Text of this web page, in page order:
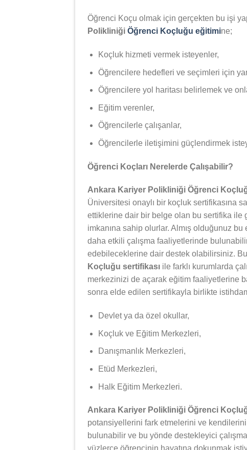
Öğrenci Koçu olmak için gerçekten bu işi
Polikliniği Öğrenci Koçluğu eğitimine;
Koçluk hizmeti vermek isteyenler,
Öğrencilere hedefleri ve seçimleri için
Öğrencilere yol haritası belirlemek ve
Eğitim verenler,
Öğrencilerle çalışanlar,
Öğrencilerle iletişimini güçlendirmek
Öğrenci Koçları Nerelerde Çalışabilir?
Ankara Kariyer Polikliniği Öğrenci
Üniversitesi onaylı bir koçluk sertifikasına
ettiklerine dair bir belge olan bu sertifika ile
imkanına sahip olurlar. Almış olduğunuz
daha etkili çalışma faaliyetlerinde
edebileceklerine dair destek olabilirsiniz.
Koçluğu sertifikası ile farklı kurumlarda
merkezinizi de açarak eğitim faaliyetlerine
sonra elde edilen sertifikayla birlikte
Devlet ya da özel okullar,
Koçluk ve Eğitim Merkezleri,
Danışmanlık Merkezleri,
Etüd Merkezleri,
Halk Eğitim Merkezleri.
Ankara Kariyer Polikliniği Öğrenci
potansiyellerini fark etmelerini ve
bulunabilir ve bu yönde destekleyici